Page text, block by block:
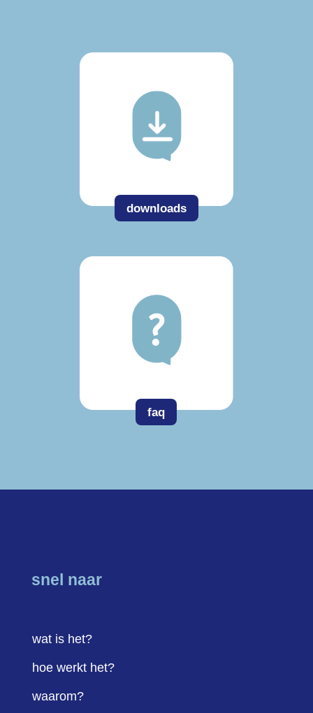
downloads
faq
snel naar
wat is het?
hoe werkt het?
waarom?